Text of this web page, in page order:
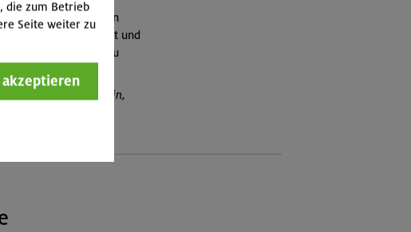
bei den Speicherseen
grandiose Landschaft und
die Woche wieder zu
Fischer, Michael Martin,
die zum Betrieb
Seite weiter zu